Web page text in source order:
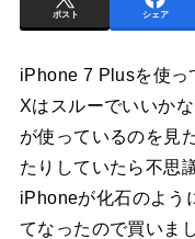
ポスト シェア
iPhone 7 Plusを使っ
Xはスルーでいいか
が使っているのを見
たりしていたら不思
iPhoneが化石のよう
てなったので買いま